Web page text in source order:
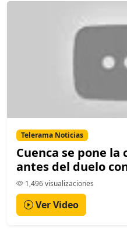
Telerama Noticias
Cuenca se pone
antes del duelo
1,496 visualizaciones
Ver Video